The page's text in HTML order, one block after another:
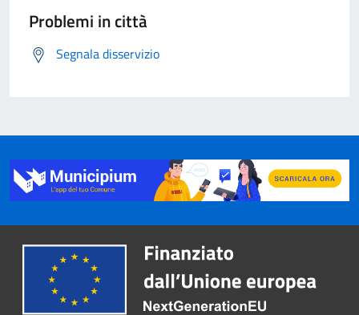
Problemi in città
Segnala disservizio